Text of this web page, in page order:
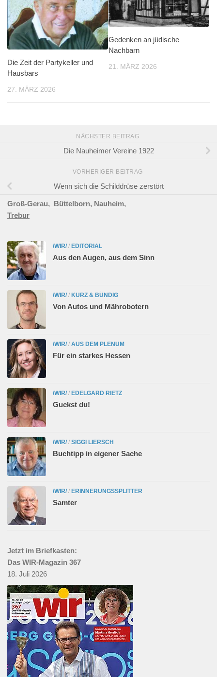
Die Zeit der Partykeller und
Hausbars
27. MÄRZ 2026
Gedenken an jüdische
Nachbarn
21. MÄRZ 2026
NÄCHSTER BEITRAG
Die Nauheimer Vereine 1922
VORHERIGER BEITRAG
Wenn sich die Schilddrüse zerstört
Groß-Gerau, Büttelborn, Nauheim,
Trebur
/WIR/ / EDITORIAL
Aus den Augen, aus dem Sinn
/WIR/ / KURZ & BÜNDIG
Von Autos und Mährobotern
/WIR/ / AUS DEM PLENUM
Für ein starkes Hessen
/WIR/ / EDELGARD RIETZ
Guckst du!
/WIR/ / SIGGI LIERSCH
Buchtipp in eigener Sache
/WIR/ / ERINNERUNGSSPLITTER
Samter
Jetzt im Briefkasten:
Das WIR-Magazin 367
18. Juli 2026